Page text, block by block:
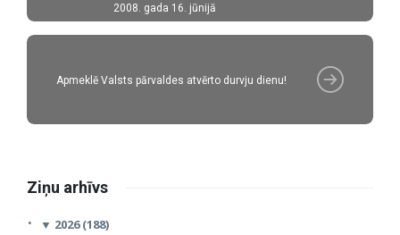
2008. gada 16. jūnijā
Apmeklē Valsts pārvaldes atvērto durvju dienu!
Ziņu arhīvs
▼ 2026 (188)